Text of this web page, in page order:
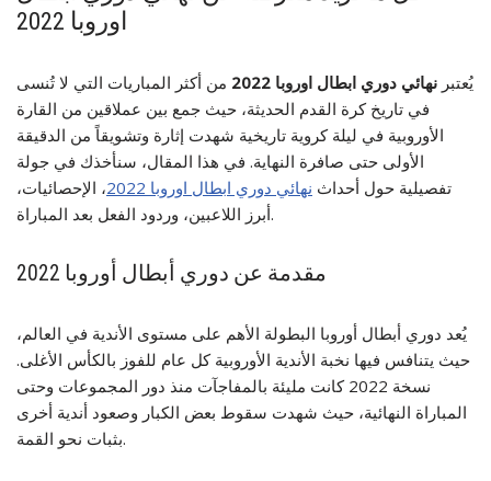
اوروبا 2022
يُعتبر نهائي دوري ابطال اوروبا 2022
من أكثر المباريات التي لا تُنسى
في تاريخ كرة القدم الحديثة، حيث جمع بين عملاقين من القارة
الأوروبية في ليلة كروية تاريخية شهدت إثارة وتشويقاً من الدقيقة
الأولى حتى صافرة النهاية. في هذا المقال، سنأخذك في جولة
تفصيلية حول أحداث نهائي دوري ابطال اوروبا 2022
، الإحصائيات،
أبرز اللاعبين، وردود الفعل بعد المباراة.
مقدمة عن دوري أبطال أوروبا 2022
يُعد دوري أبطال أوروبا البطولة الأهم على مستوى الأندية في العالم،
حيث يتنافس فيها نخبة الأندية الأوروبية كل عام للفوز بالكأس الأغلى.
نسخة 2022 كانت مليئة بالمفاجآت منذ دور المجموعات وحتى
المباراة النهائية، حيث شهدت سقوط بعض الكبار وصعود أندية أخرى
بثبات نحو القمة.